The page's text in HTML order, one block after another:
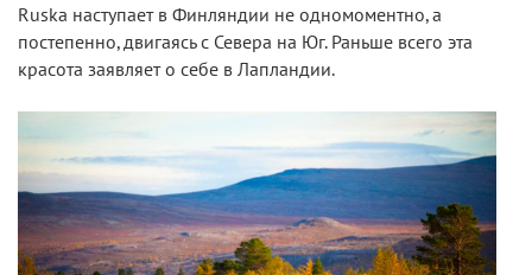
Ruska наступает в Финляндии не одномоментно, а
постепенно, двигаясь с Севера на Юг. Раньше всего эта
красота заявляет о себе в Лапландии.